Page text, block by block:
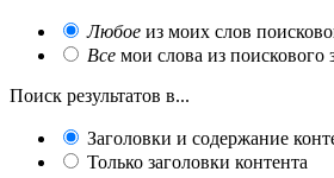
Любое из моих слов
Все мои слова из поискового
Поиск результатов в...
Заголовки и содержание
Только заголовки контента